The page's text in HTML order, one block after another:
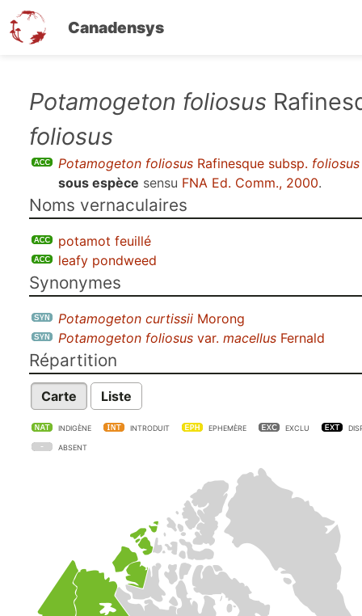
Canadensys
contenu
Potamogeton foliosus
foliosus
Potamogeton foliosus Rafinesque subsp. foliosus
sous espèce sensu FNA Ed. Comm., 2000.
Noms vernaculaires
potamot feuillé
leafy pondweed
Synonymes
Potamogeton curtissii Morong
Potamogeton foliosus var. macellus Fernald
Répartition
Carte Liste
INDIGÈNE INTRODUIT EPHEMÈRE EXCLU
ABSENT